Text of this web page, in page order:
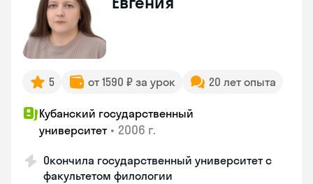
5 от 1590 ₽ за урок 20 лет опыта
Кубанский государственный
университет • 2006 г.
Окончила государственный университет с
факультетом филологии